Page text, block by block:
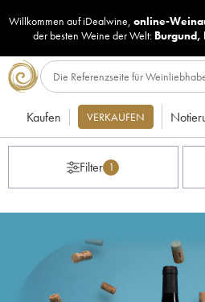
Willkommen auf iDealwine, online-
der besten Weine der Welt: Burgund,
Kaufen VERKAUFEN
Filter 1